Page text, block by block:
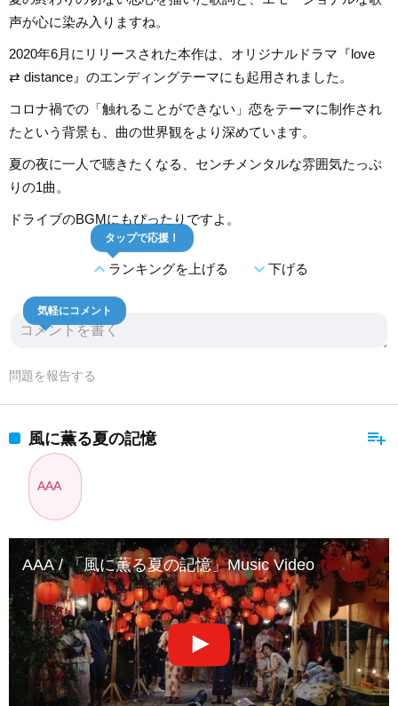
声が心に染み入りますね。
2020年6月にリリースされた本作は、オリジナルドラマ『love
⇄ distance』のエンディングテーマにも起用されました。
コロナ禍での「触れることができない」恋をテーマに制作され
たという背景も、曲の世界観をより深めています。
夏の夜に一人で聴きたくなる、センチメンタルな雰囲気たっぷ
りの1曲。
ドライブのBGMにもぴったりですよ。
expand_lessランキングを上げる
タップで応援！
expand_more下げる
気軽にコメント
問題を報告する
playlist_add
風に薫る夏の記憶
AAA
AAA / 「風に薫る夏の記憶」Music Video